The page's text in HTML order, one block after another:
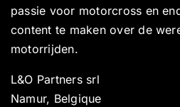
passie voor motorcross en
content te maken over de
motorrijden.
L&O Partners srl
Namur, Belgique